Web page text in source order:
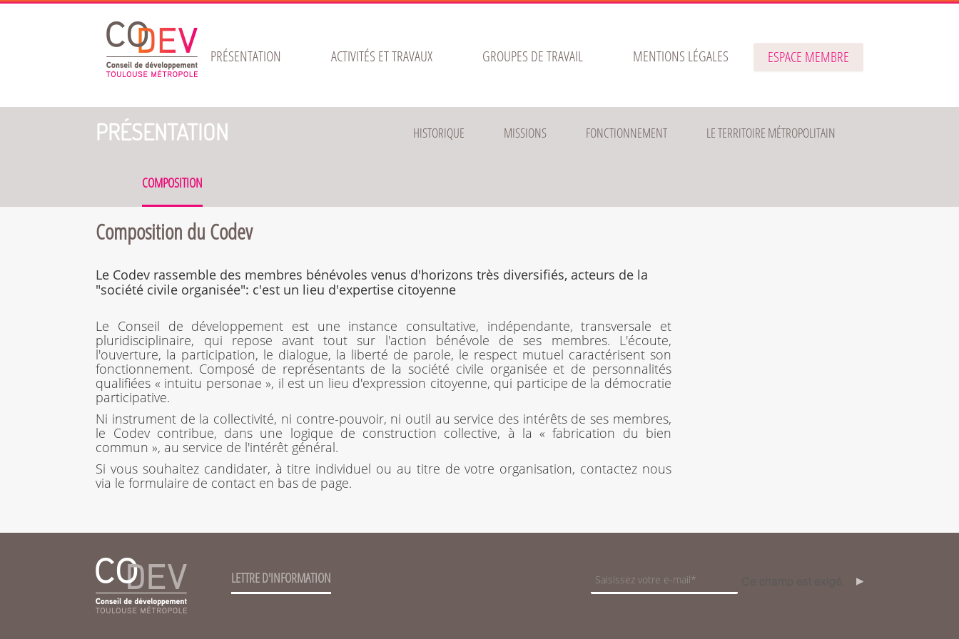
PRÉSENTATION ACTIVITÉS ET TRAVAUX GROUPES DE TRAVAIL MENTIONS LÉGALES ESPACE MEMBRE
PRÉSENTATION HISTORIQUE MISSIONS FONCTIONNEMENT LE TERRITOIRE MÉTROPOLITAIN
COMPOSITION
Composition du Codev
Le Codev rassemble des membres bénévoles venus d'horizons très diversifiés, acteurs de la
"société civile organisée": c'est un lieu d'expertise citoyenne
Le Conseil de développement est une instance consultative, indépendante, transversale et
pluridisciplinaire, qui repose avant tout sur l'action bénévole de ses membres. L'écoute,
l'ouverture, la participation, le dialogue, la liberté de parole, le respect mutuel caractérisent son
fonctionnement. Composé de représentants de la société civile organisée et de personnalités
qualifiées « intuitu personae », il est un lieu d'expression citoyenne, qui participe de la démocratie
participative.
Ni instrument de la collectivité, ni contre-pouvoir, ni outil au service des intérêts de ses membres,
le Codev contribue, dans une logique de construction collective, à la « fabrication du bien
commun », au service de l'intérêt général.
Si vous souhaitez candidater, à titre individuel ou au titre de votre organisation, contactez nous
via le formulaire de contact en bas de page.
LETTRE D'INFORMATION
Gestion de vos préférences sur les cookies